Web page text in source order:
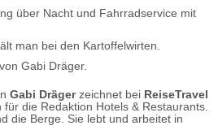
über Nacht und Fahrradservice mit
man bei den Kartoffelwirten.
von Gabi Dräger.
Gabi Drägerzeichnet bei ReiseTravel
für die Redaktion Hotels & Restaurants.
die Berge. Sie lebt und arbeitet in